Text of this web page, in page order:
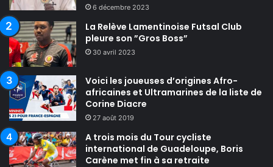
6 décembre 2023
La Relève Lamentinoise Futsal Club
pleure son ”Gros Boss”
30 avril 2023
Voici les joueuses d’origines Afro-
africaines et Ultramarines de la liste de
Corine Diacre
27 août 2019
A trois mois du Tour cycliste
international de Guadeloupe, Boris
Carène met fin à sa retraite